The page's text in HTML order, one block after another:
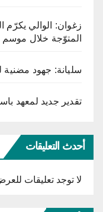
زغوان: الوالي يكرّم
المتوّجة خلال موسم 2025-2026
سليانة: جهود
تقدير جديد لمعهد
أحدث التعليقات
لا توجد تعليقات